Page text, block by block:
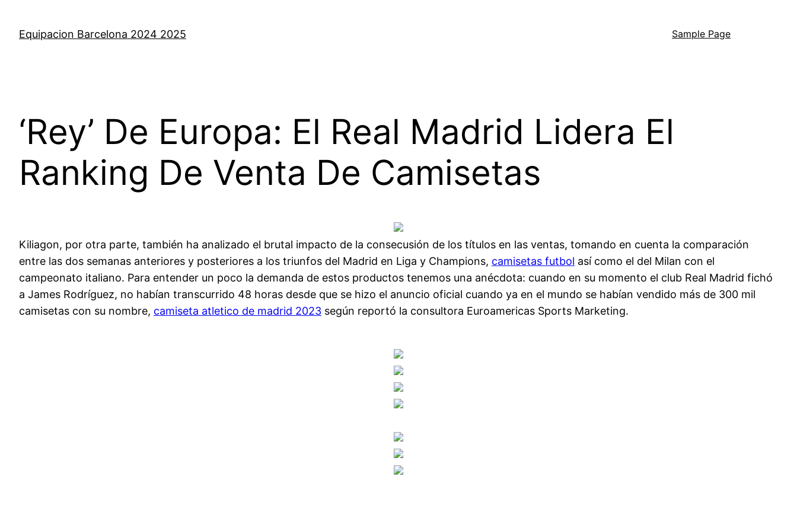
contenido
Equipacion Barcelona 2024 2025 Sample Page
‘Rey’ De Europa: El Real Madrid Lidera El
Ranking De Venta De Camisetas
Kiliagon, por otra parte, también ha analizado el brutal impacto de la consecusión de los títulos en las ventas, tomando en cuenta la comparación
entre las dos semanas anteriores y posteriores a los triunfos del Madrid en Liga y Champions, camisetas futbol así como el del Milan con el
campeonato italiano. Para entender un poco la demanda de estos productos tenemos una anécdota: cuando en su momento el club Real Madrid fichó
a James Rodríguez, no habían transcurrido 48 horas desde que se hizo el anuncio oficial cuando ya en el mundo se habían vendido más de 300 mil
camisetas con su nombre, camiseta atletico de madrid 2023 según reportó la consultora Euroamericas Sports Marketing.